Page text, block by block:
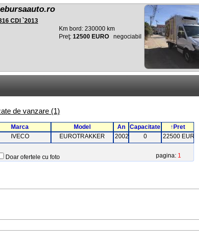
ebursaauto.ro
CDI `2013
Km bord: 230000 km
Preţ: 12500 EURO negociabil
de vanzare (1)
Marca Model An Capacitate
↑Pret
IVECO EUROTRAKKER 2002 0 22500 EUR
Doar ofertele cu foto pagina: 1